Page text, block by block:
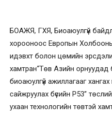
БОАЖЯ, ГХЯ, Биоаюулгүй
хорооноос Европын
идэвхт болон цөмийн
хамтран“Төв Азийн орнуудад
биоаюулгүй ажиллагааг хангах
сайжруулах бүсийн Р53”
ухаан технологийн төвтэй